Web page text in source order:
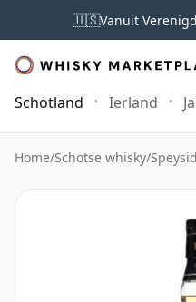
🇺🇸Vanuit
Schotland Ierland
Home/Schotse whisky/